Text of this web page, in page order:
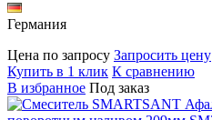
Германия
Цена по запросу Запросить цену
Купить в 1 клик К сравнению
В избранное Под заказ